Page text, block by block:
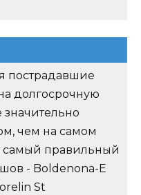
пострадавшие
долгосрочную
чем на самом
самый правильный
- Boldenona-E
St